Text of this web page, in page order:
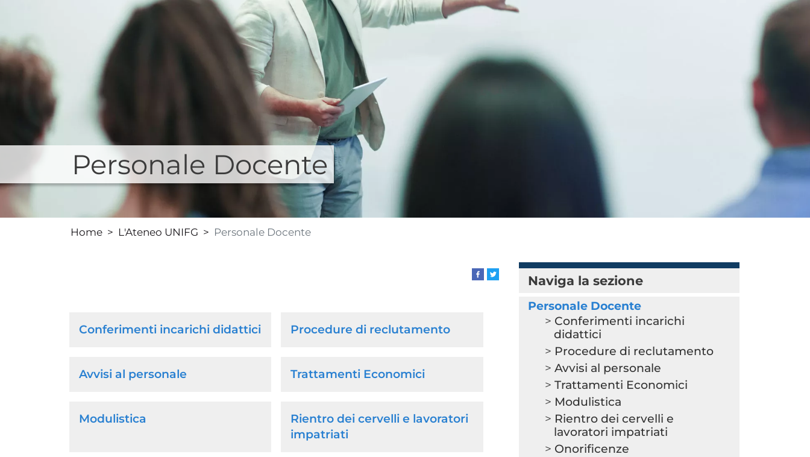
Personale Docente
Home L'Ateneo UNIFG Personale Docente
Navigazione
principale
Conferimenti incarichi didattici Procedure di reclutamento
Avvisi al personale Trattamenti Economici
Modulistica
Rientro dei cervelli e lavoratori
impatriati
Naviga la sezione
Personale Docente
Conferimenti incarichi
didattici
Procedure di reclutamento
Avvisi al personale
Trattamenti Economici
Modulistica
Rientro dei cervelli e
lavoratori impatriati
Onorificenze